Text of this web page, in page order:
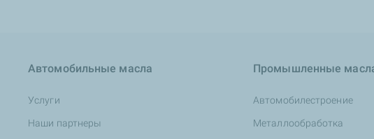
Автомобильные масла
Услуги
Наши партнеры
Промышленные
Автомобилестроение
Металлообработка